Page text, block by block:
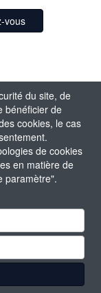
du site, de
bénéficier de
cookies, le cas
de cookies
en matière de
paramètre".
vous